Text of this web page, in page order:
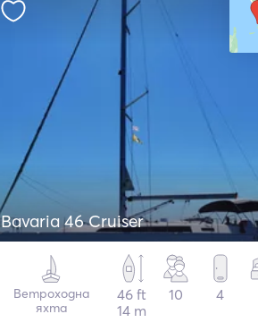
Bavaria 46 Cruiser
Ветроходна
яхта
46 ft
14 m
10 4